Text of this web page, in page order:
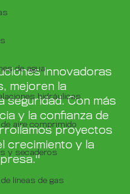
de agua
hidráulicas
aire comprimido
y secaderos
líneas de gas
innovadoras
mejoren la
seguridad. Con más
y la confianza de
proyectos
crecimiento y la